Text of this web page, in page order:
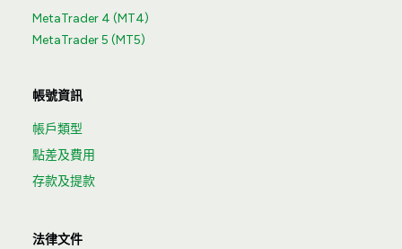
MetaTrader 4 (MT4)
MetaTrader 5 (MT5)
帳號資訊
帳戶類型
點差及費用
存款及提款
法律文件